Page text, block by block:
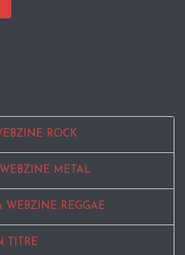
ROCK
METAL
WEBZINE REGGAE
TITRE